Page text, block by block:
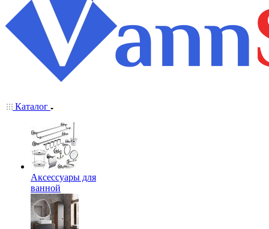
Каталог
Аксессуары для
ванной